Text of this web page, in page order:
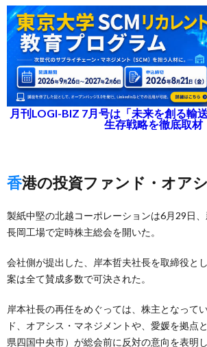
月刊LOGI-BIZ 7月号は「未来を創る輸
生存戦略を徹底取材
香港の投資ファンド・オア
製紙中堅の北越コーポレーションは6月29日
長岡工場で定時株主総会を開いた。
会社側が提出した、岸本哲夫社長を取締役と
案は全て賛成多数で可決された。
岸本社長の再任をめぐっては、株主となって
ド、オアシス・マネジメントや、愛媛を拠点
県四国中央市）が総会前に反対の意向を表明